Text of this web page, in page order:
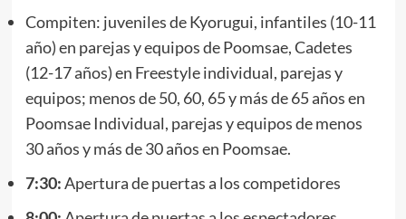
Compiten: juveniles de Kyorugui, infantiles (10-11
año) en parejas y equipos de Poomsae, Cadetes
(12-17 años) en Freestyle individual, parejas y
equipos; menos de 50, 60, 65 y más de 65 años en
Poomsae Individual, parejas y equipos de menos
30 años y más de 30 años en Poomsae.
7:30:Apertura de puertas a los competidores